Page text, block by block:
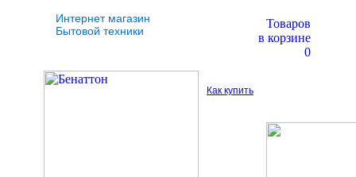
Интернет магазин
Бытовой техники
Товаров
в корзине
0
Как купить